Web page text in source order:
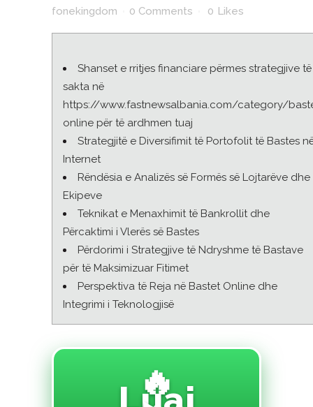
fonekingdom
0 Comments 0 Likes
Shanset e rritjes financiare përmes strategjive të
sakta në
https://www.fastnewsalbania.com/category/
online për të ardhmen tuaj
Strategjitë e Diversifimit të Portofolit të Bastes
Internet
Rëndësia e Analizës së Formës së Lojtarëve dhe
Ekipeve
Teknikat e Menaxhimit të Bankrollit dhe
Përcaktimi i Vlerës së Bastes
Përdorimi i Strategjive të Ndryshme të Bastave
për të Maksimizuar Fitimet
Perspektiva të Reja në Bastet Online dhe
Integrimi i Teknologjisë
🔥